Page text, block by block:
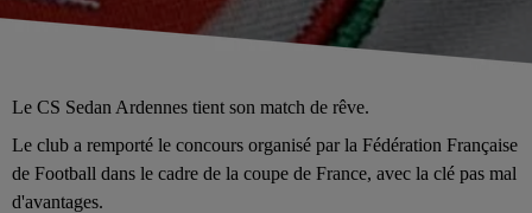
Le CS Sedan Ardennes tient son match de rêve.
Le club a remporté le concours organisé par la Fédération Française
de Football dans le cadre de la coupe de France, avec la clé pas mal
d'avantages.